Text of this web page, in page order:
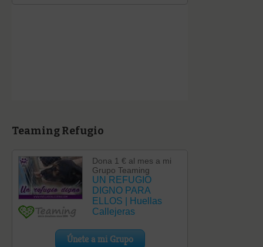
Teaming Refugio